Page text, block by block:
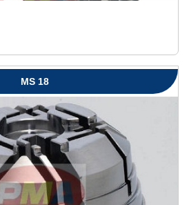
MS 18